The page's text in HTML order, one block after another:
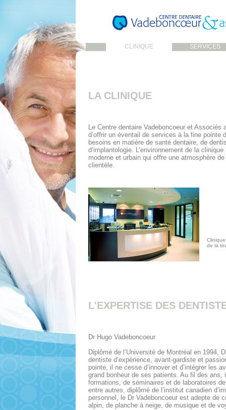
CLINIQUE SERVICES
LA CLINIQUE
Le Centre dentaire Vadeboncoeur et Associés
d’offrir un éventail de services à la fine pointe
besoins en matière de santé dentaire, de
d’implantologie. L’environnement de la
moderne et urbain qui offre une atmosphère
clientèle.
de la
L'EXPERTISE DES
Dr Hugo Vadeboncoeur
Diplômé de l’Université de Montréal en 1994,
dentiste d’expérience, avant-gardiste et
pointe, il ne cesse d’innover et d’intégrer les
grand bonheur de ses patients. Au fil des ans,
formations, de séminaires et de laboratoires
entre autres, diplômé de l’institut canadien
personnel, le Dr Vadeboncoeur est adepte de
alpin, de planche à neige, de musique et de